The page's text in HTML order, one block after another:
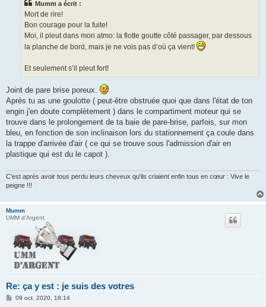
Mumm a écrit :
Mort de rire!
Bon courage pour la fuite!
Moi, il pleut dans mon atmo: la flotte goutte côté passager, par dessous
la planche de bord, mais je ne vois pas d’où ça vient!
Et seulement s’il pleut fort!
Joint de pare brise poreux.
Après tu as une goulotte ( peut-être obstruée quoi que dans l'état de ton
engin j'en doute complètement ) dans le compartiment moteur qui se
trouve dans le prolongement de ta baie de pare-brise, parfois, sur mon
bleu, en fonction de son inclinaison lors du stationnement ça coule dans
la trappe d'arrivée d'air ( ce qui se trouve sous l'admission d'air en
plastique qui est du le capot ).
C'est après avoir tous perdu leurs cheveux qu'ils criaient enfin tous en cœur : Vive le
peigne !!!
Mumm
UMM d'Argent
Re: ça y est : je suis des votres
M09 oct. 2020, 18:14